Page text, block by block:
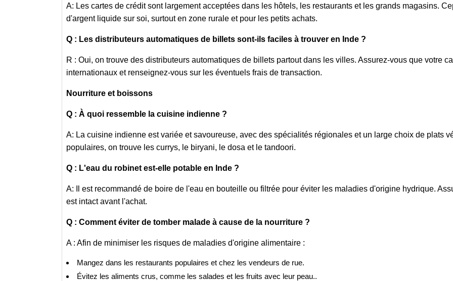
A: Les cartes de crédit sont largement acceptées dans les hôtels, les restaurants et les grands magasins.
d'argent liquide sur soi, surtout en zone rurale et pour les petits achats.
Q : Les distributeurs automatiques de billets sont-ils faciles à trouver en Inde ?
R : Oui, on trouve des distributeurs automatiques de billets partout dans les villes. Assurez-vous que votre
internationaux et renseignez-vous sur les éventuels frais de transaction.
Nourriture et boissons
Q : À quoi ressemble la cuisine indienne ?
A: La cuisine indienne est variée et savoureuse, avec des spécialités régionales et un large choix de plats
populaires, on trouve les currys, le biryani, le dosa et le tandoori.
Q : L'eau du robinet est-elle potable en Inde ?
A: Il est recommandé de boire de l'eau en bouteille ou filtrée pour éviter les maladies d'origine hydrique.
est intact avant l'achat.
Q : Comment éviter de tomber malade à cause de la nourriture ?
A : Afin de minimiser les risques de maladies d'origine alimentaire :
Mangez dans les restaurants populaires et chez les vendeurs de rue.
Évitez les aliments crus, comme les salades et les fruits avec leur peau..